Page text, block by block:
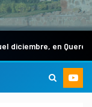
en Querétaro